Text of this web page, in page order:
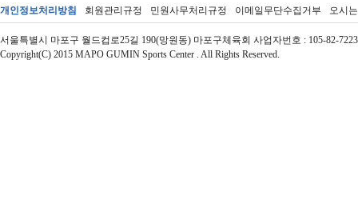
개인정보처리방침 회원관리규정 민원사무처리규정 이메일무단수집거부 오시
서울특별시 마포구 월드컵로25길 190(망원동) 마포구체육회 사업자번호 : 105-82-
Copyright(C) 2015 MAPO GUMIN Sports Center . All Rights Reserved.